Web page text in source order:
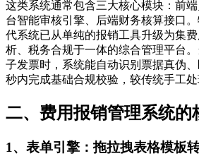
这类系统通常包含三大核心模块：前
台智能审核引擎、后端财务核算接口
代系统已从单纯的报销工具升级为集
析、税务合规于一体的综合管理平台
子发票时，系统能自动识别票据真伪
秒内完成基础合规校验，较传统手工处
二、费用报销管理系统的
1、表单引擎：拖拉拽表格模板